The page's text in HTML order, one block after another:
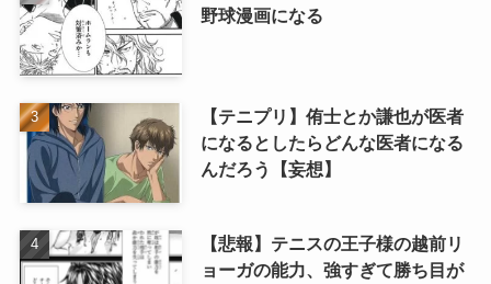
野球漫画になる
【テニプリ】侑士とか謙也が医者
になるとしたらどんな医者になる
んだろう【妄想】
【悲報】テニスの王子様の越前リ
ョーガの能力、強すぎて勝ち目が